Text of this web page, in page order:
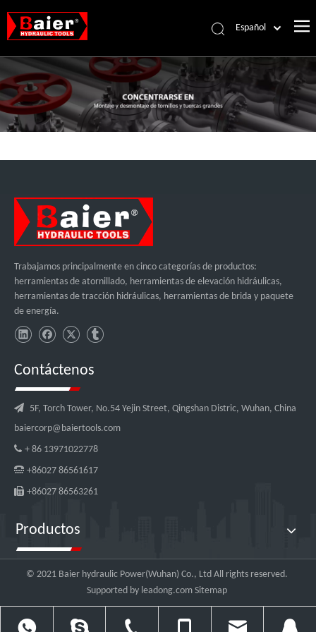
Español
Pусский
Français
العربية
English
Trabajamos principalmente en cinco categorías de productos:
herramientas de atornillado, herramientas de elevación hidráulicas,
herramientas de tracción hidráulicas, herramientas de brida y paquete
de energía.
Contáctenos
 5F, Torch Tower, No.54 Yejin Street, Qingshan Distric, Wuhan, China
baiercorp@baiertools.com
 + 86 13971022778
 +86027 86561617
 +86027 86563261
Productos
© 2021 Baier hydraulic Power(Wuhan) Co., Ltd All rights reserved.
Supported by leadong.com Sitemap